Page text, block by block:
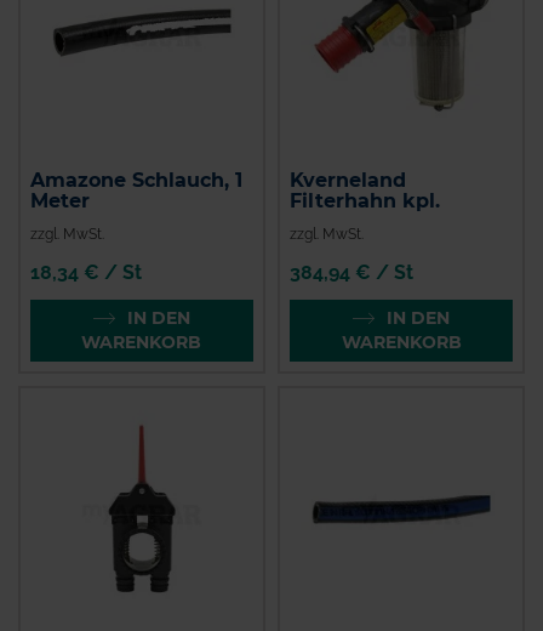
Amazone Schlauch, 1
Meter
zzgl. MwSt.
18,34 € / St
IN DEN
WARENKORB
Kverneland
Filterhahn kpl.
zzgl. MwSt.
384,94 € / St
IN DEN
WARENKORB